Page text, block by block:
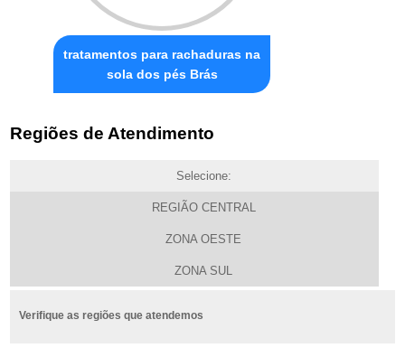
tratamentos para rachaduras na
sola dos pés Brás
Regiões de Atendimento
Selecione:
REGIÃO CENTRAL
ZONA OESTE
ZONA SUL
Verifique as regiões que atendemos